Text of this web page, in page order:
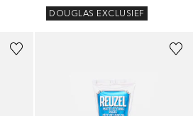
DOUGLAS EXCLUSIEF